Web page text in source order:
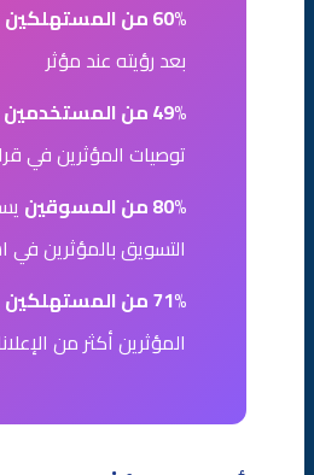
60% من المستهلكين
بعد رؤيته عند مؤثر
49% من المستخدمين
توصيات المؤثرين في
80% من المسوقين
التسويق بالمؤثرين في
71% من المستهلكين
المؤثرين أكثر من